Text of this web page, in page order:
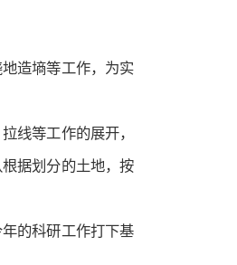
造墒等工作，为实
线等工作的展开，
据划分的土地，按
的科研工作打下基